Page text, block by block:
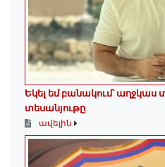
Եկել եմ բանակում՝ աղջկաս
տեսանյութը
ավելին